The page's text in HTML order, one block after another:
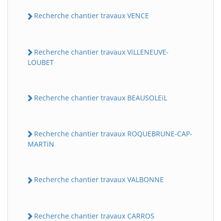
Recherche chantier travaux VENCE
Recherche chantier travaux ViLLENEUVE-
LOUBET
Recherche chantier travaux BEAUSOLEiL
Recherche chantier travaux ROQUEBRUNE-CAP-
MARTiN
Recherche chantier travaux VALBONNE
Recherche chantier travaux CARROS